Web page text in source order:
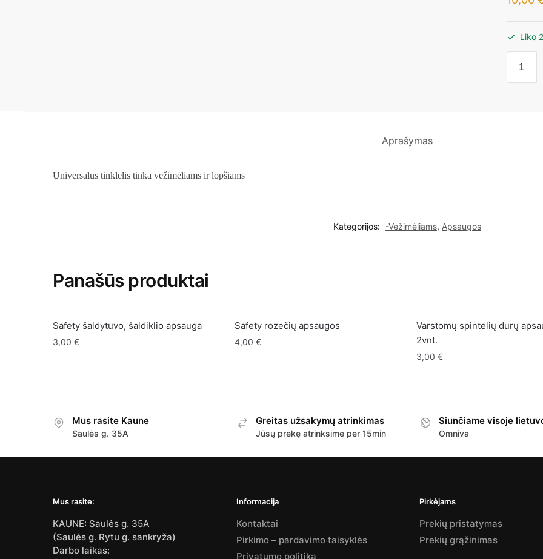
Liko 2
kiekis:
Aprašymas
Universalus tinklelis tinka vežimėliams ir lopšiams
Kategorijos: -Vežimėliams, Apsaugos
Panašūs produktai
Safety šaldytuvo, šaldiklio apsauga
3,00€
Safety rozečių apsaugos
4,00 €
Varstomų spintelių durų
2vnt.
3,00 €
Mus rasite Kaune
Saulės g. 35A
Greitas užsakymų atrinkimas
Jūsų prekę atrinksime per 15min
Siunčiame visoje
Omniva
Mus rasite:
KAUNE: Saulės g. 35A
(Saulės g. Rytu g. sankryža)
Darbo laikas:
Informacija
Kontaktai
Pirkimo – pardavimo taisyklės
Privatumo politika
Pirkėjams
Prekių pristatymas
Prekių grąžinimas